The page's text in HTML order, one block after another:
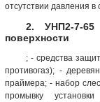
отсутствии давления в
2. УНП2-7-65
поверхности
; - средства
противогаз); -
праймера; - набор
промывку